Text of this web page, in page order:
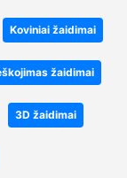
Koviniai žaidimai
žaidimai
3D žaidimai